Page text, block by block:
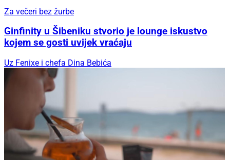
Za večeri bez žurbe
Ginfinity u Šibeniku stvorio je lounge iskustvo
kojem se gosti uvijek vraćaju
Uz Fenixe i chefa Dina Bebića